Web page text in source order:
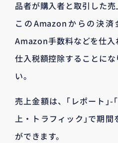
品者が購入者と取引した売
このAmazonからの決済
Amazon手数料などを仕
仕入税額控除することに
い。
売上金額は、｢レポート｣-
上・トラフィック｣で期間
ができます。